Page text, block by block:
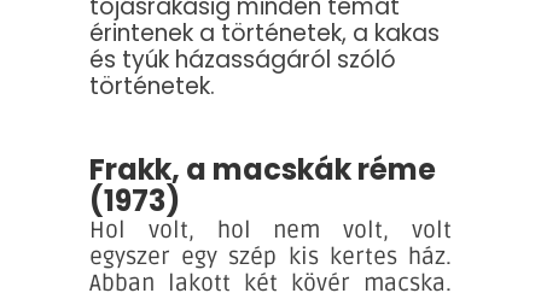
tojásrakásig minden témát
érintenek a történetek, a kakas
és tyúk házasságáról szóló
történetek.
Frakk, a macskák réme
(1973)
Hol volt, hol nem volt, volt
egyszer egy szép kis kertes ház.
Abban lakott két kövér macska.